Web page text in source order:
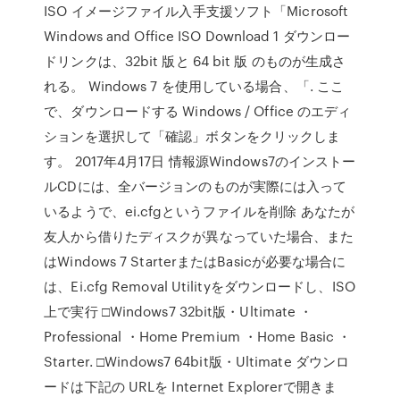
ISO イメージファイル入手支援ソフト「Microsoft
Windows and Office ISO Download 1 ダウンロー
ドリンクは、32bit 版と 64 bit 版 のものが生成さ
れる。 Windows 7 を使用している場合、「. ここ
で、ダウンロードする Windows / Office のエディ
ションを選択して「確認」ボタンをクリックしま
す。 2017年4月17日 情報源Windows7のインストー
ルCDには、全バージョンのものが実際には入って
いるようで、ei.cfgというファイルを削除 あなたが
友人から借りたディスクが異なっていた場合、また
はWindows 7 StarterまたはBasicが必要な場合に
は、Ei.cfg Removal Utilityをダウンロードし、ISO
上で実行 □Windows7 32bit版・Ultimate ・
Professional ・Home Premium ・Home Basic ・
Starter. □Windows7 64bit版・Ultimate ダウンロ
ードは下記の URLを Internet Explorerで開きま